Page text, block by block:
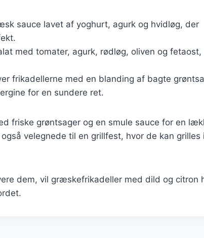
sauce lavet af yoghurt, agurk og hvidløg, der
med tomater, agurk, rødløg, oliven og fetaost,
frikadellerne med en blanding af bagte
for en sundere ret.
friske grøntsager og en smule sauce for en
velegnede til en grillfest, hvor de kan grilles i
dem, vil græskefrikadeller med dild og citron